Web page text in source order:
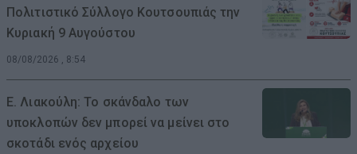
Πολιτιστικό Σύλλογο Κουτσουπιάς την
Κυριακή 9 Αυγούστου
08/08/2026 , 8:54
Ε. Λιακούλη: Το σκάνδαλο των
υποκλοπών δεν μπορεί να μείνει στο
σκοτάδι ενός αρχείου